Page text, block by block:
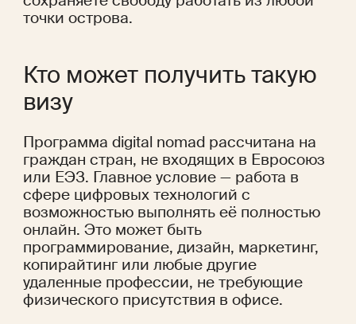
точки острова.
Кто может получить такую
визу
Программа digital nomad рассчитана на
граждан стран, не входящих в Евросоюз
или ЕЭЗ. Главное условие — работа в
сфере цифровых технологий с
возможностью выполнять её полностью
онлайн. Это может быть
программирование, дизайн, маркетинг,
копирайтинг или любые другие
удаленные профессии, не требующие
физического присутствия в офисе.